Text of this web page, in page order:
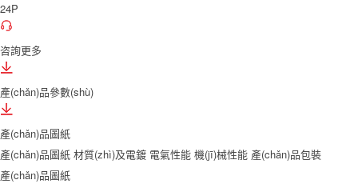
24P
咨詢更多
產(chǎn)品參數(shù)
產(chǎn)品圖紙
產(chǎn)品圖紙 材質(zhì)及電鍍 電氣性能 機(jī)械性能 產(chǎn)品包裝
產(chǎn)品圖紙